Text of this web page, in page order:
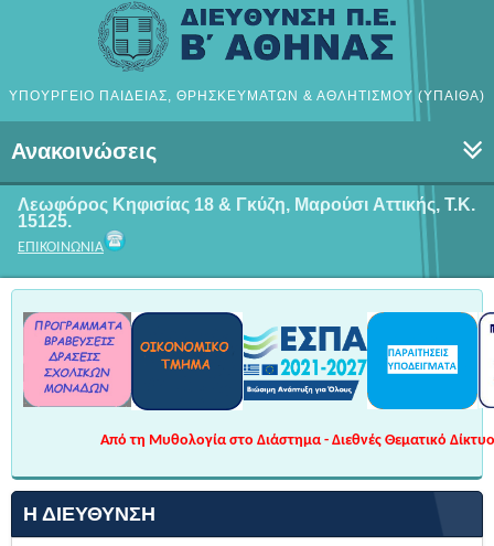
ΥΠΟΥΡΓΕΙΟ ΠΑΙΔΕΙΑΣ, ΘΡΗΣΚΕΥΜΑΤΩΝ & ΑΘΛΗΤΙΣΜΟΥ (ΥΠΑΙΘΑ)
Ανακοινώσεις
Λεωφόρος Κηφισίας 18 & Γκύζη, Μαρούσι Αττικής, Τ.Κ.
15125.
ΕΠΙΚΟΙΝΩΝΙΑ
Από τη Μυθολογία στο Διάστημα - Διεθνές Θεματικό
Η ΔΙΕΎΘΥΝΣΗ